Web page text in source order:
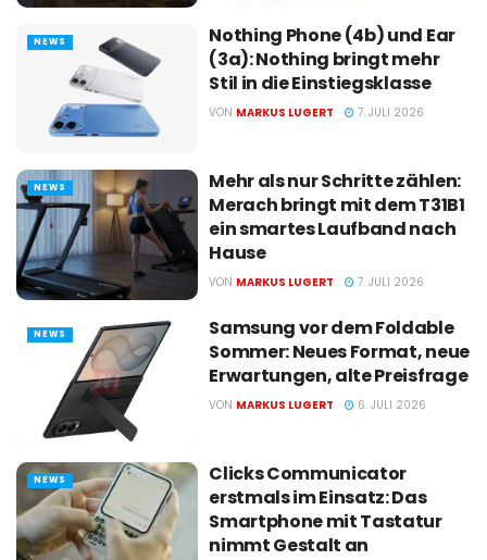
NEWS
Nothing Phone (4b) und Ear
(3a): Nothing bringt mehr
Stil in die Einstiegsklasse
VON MARKUS LUGERT 7. JULI 2026
NEWS
Mehr als nur Schritte zählen:
Merach bringt mit dem T31B1
ein smartes Laufband nach
Hause
VON MARKUS LUGERT 7. JULI 2026
NEWS
Samsung vor dem Foldable
Sommer: Neues Format, neue
Erwartungen, alte Preisfrage
VON MARKUS LUGERT 6. JULI 2026
NEWS
Clicks Communicator
erstmals im Einsatz: Das
Smartphone mit Tastatur
nimmt Gestalt an